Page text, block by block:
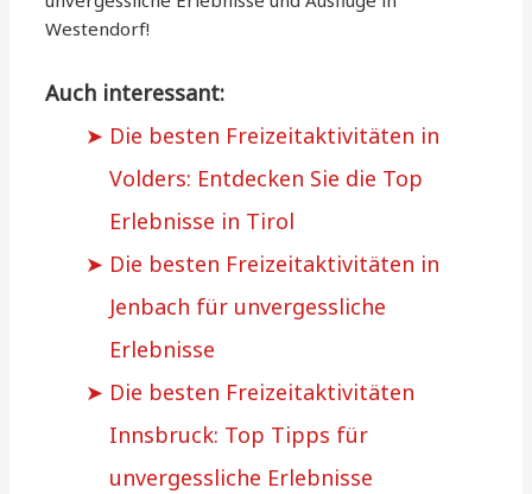
Westendorf!
Auch interessant:
Die besten Freizeitaktivitäten in
Volders: Entdecken Sie die Top
Erlebnisse in Tirol
Die besten Freizeitaktivitäten in
Jenbach für unvergessliche
Erlebnisse
Die besten Freizeitaktivitäten
Innsbruck: Top Tipps für
unvergessliche Erlebnisse